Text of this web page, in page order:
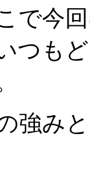
で今
つも
強み